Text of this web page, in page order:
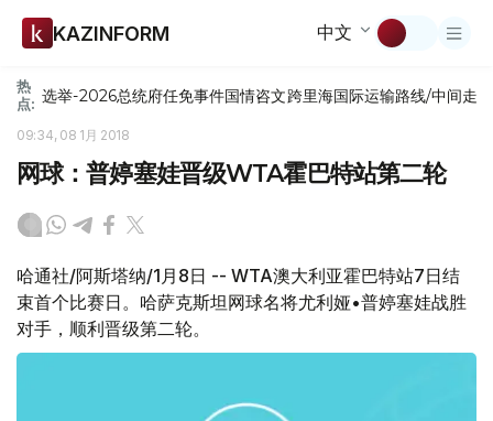
KAZINFORM 中文
热
点: 选举-2026总统府任免事件国情咨文跨里海国际运输路线/中间走廊
09:34, 08 1月 2018
网球：普婷塞娃晋级WTA霍巴特站第二轮
哈通社/阿斯塔纳/1月8日 -- WTA澳大利亚霍巴特站7日结
束首个比赛日。哈萨克斯坦网球名将尤利娅•普婷塞娃战胜
对手，顺利晋级第二轮。